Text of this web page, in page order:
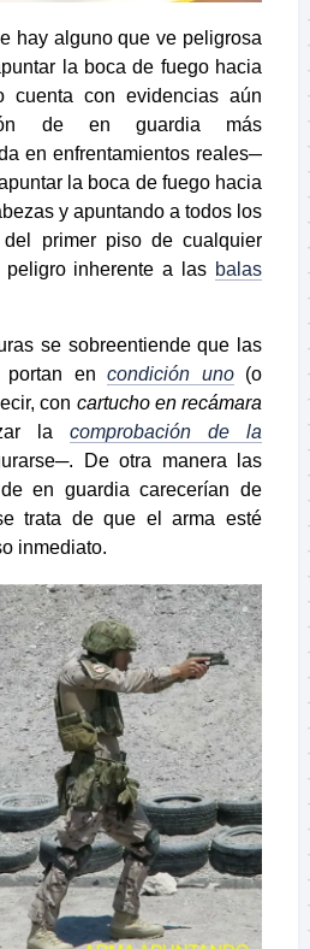
hay alguno que ve peligrosa
la boca de fuego hacia
cuenta con evidencias aún
de en guardia más
en enfrentamientos reales─
la boca de fuego hacia
y apuntando a todos los
primer piso de cualquier
inherente a las balas
se sobreentiende que las
portan en condición uno(o
con cartucho en recámara
la comprobación de la
De otra manera las
en guardia carecerían de
trata de que el arma esté
inmediato.